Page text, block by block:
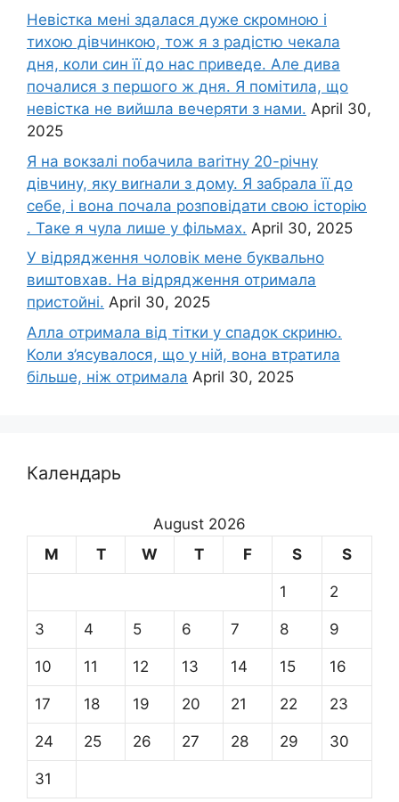
Невістка мені здалася дуже скромною і
тихою дівчинкою, тож я з радістю чекала
дня, коли син її до нас приведе. Але дива
почалися з першого ж дня. Я помітила, що
невістка не вийшла вечеряти з нами. April 30,
2025
Я на вокзалі побачила ваrітну 20-річну
дівчину, яку виrнали з дому. Я забрала її до
себе, і вона почала розповідати свою історію
. Таке я чула лише у фільмах. April 30, 2025
У відрядження чоловік мене буквально
виштовхав. На відрядження отримала
пристойні. April 30, 2025
Алла отримала від тітки у спадок скриню.
Коли з’ясувалося, що у ній, вона втратила
більше, ніж отримала April 30, 2025
Календарь
August 2026
M
T W T F S S
1 2
3 4 5 6 7 8 9
10 11 12 13 14 15 16
17 18 19 20 21 22 23
24 25 26 27 28 29 30
31